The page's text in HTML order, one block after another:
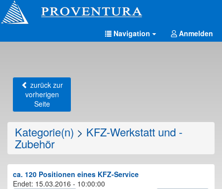
Navigation Anmelden
zurück zur
vorherigen
Seite
Kategorie(n) > KFZ-Werkstatt und -
Zubehör
ca. 120 Positionen eines KFZ-Service
Endet: 15.03.2016 - 10:00:00